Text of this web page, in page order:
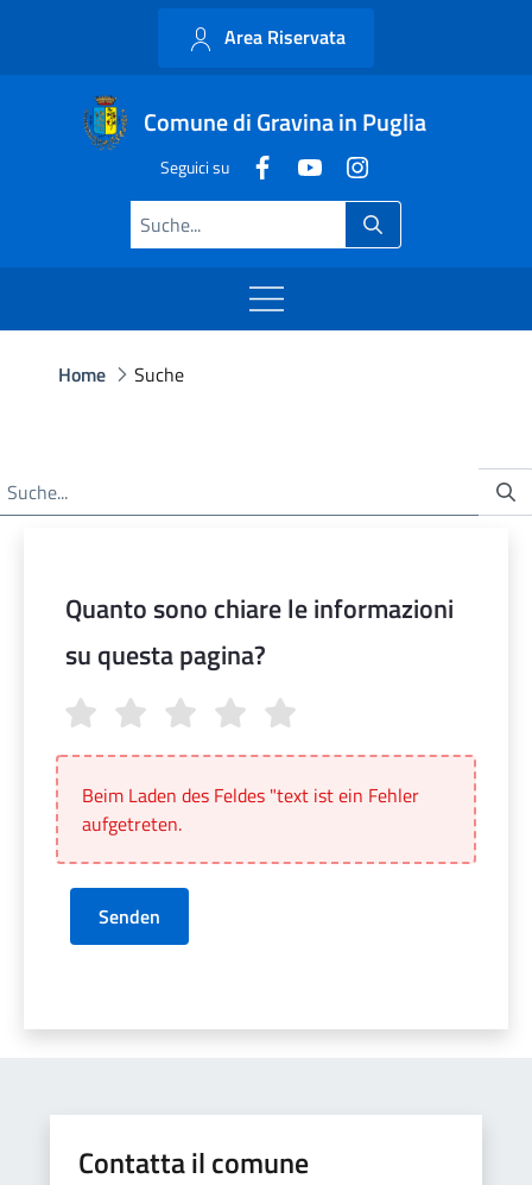
Area Riservata
Comune di Gravina in Puglia
Seguici su
Home Suche
Quanto sono chiare le informazioni
su questa pagina?
Quanto sono chiare le informazioni su questa pagina?
Beim Laden des Feldes "text ist ein Fehler
aufgetreten.
Senden
Contatta il comune